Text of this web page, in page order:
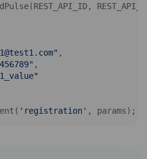
,
,
'registration' , params);